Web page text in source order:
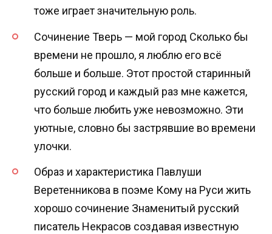
тоже играет значительную роль.
Сочинение Тверь — мой город Сколько бы
времени не прошло, я люблю его всё
больше и больше. Этот простой старинный
русский город и каждый раз мне кажется,
что больше любить уже невозможно. Эти
уютные, словно бы застрявшие во времени
улочки.
Образ и характеристика Павлуши
Веретенникова в поэме Кому на Руси жить
хорошо сочинение Знаменитый русский
писатель Некрасов создавая известную